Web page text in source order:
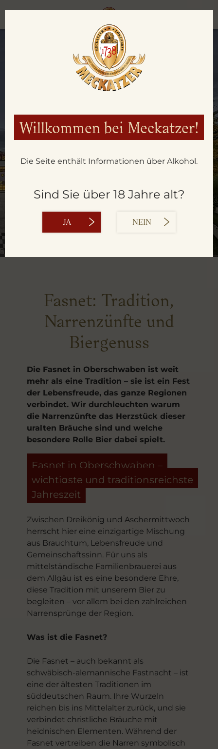
Willkommen bei Meckatzer!
Die Seite enthält Informationen über Alkohol.
Sind Sie über 18 Jahre alt?
JA NEIN
AUS DER BRAUEREI
Fasnet: Tradition,
Narrenzünfte und
Biergenuss
Die Fasnet in Oberschwaben ist weit
mehr als eine Tradition – sie ist ein Fest
der Lebensfreude, das ganze Regionen
verbindet. Wir durchleuchten warum
die Narrenzünfte das Herzstück dieser
uralten Bräuche sind und welche
besondere Rolle Bier dabei spielt.
Fasnet in Oberschwaben –
wichtigste und traditionsreichste
Jahreszeit
Zwischen Dreikönig und Aschermittwoch
herrscht hier eine einzigartige Mischung
aus Brauchtum, Lebensfreude und
Gemeinschaftssinn. Für uns als
mittelständische Familienbrauerei aus
dem Allgäu ist es eine besondere Ehre,
diese Tradition mit unserem Bier zu
begleiten – vor allem bei den zahlreichen
Narrensprünge der Region.
Was ist die Fasnet?
Die Fasnet – auch bekannt als
schwäbisch-alemannische Fastnacht – ist
eine der ältesten Traditionen im
süddeutschen Raum. Ihre Wurzeln
reichen bis ins Mittelalter zurück, und sie
verbindet christliche Bräuche mit
heidnischen Elementen. Während der
Fasnet vertreiben die Narren symbolisch